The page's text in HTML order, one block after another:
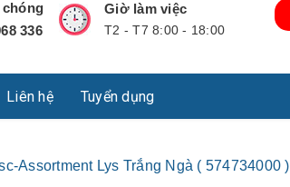
336
Giờ làm việc
T2 - T7 8:00 - 18:00
Liên hệ Tuyển dụng
Assortment Lys Trắng Ngà ( 574734000 )